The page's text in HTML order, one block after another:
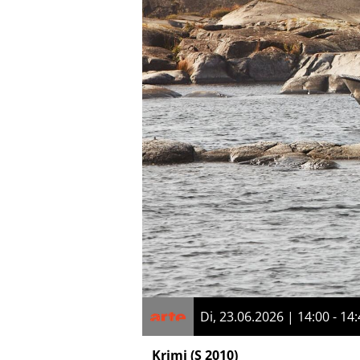
Di, 23.06.2026 | 14:00 -
Krimi (S 2010)